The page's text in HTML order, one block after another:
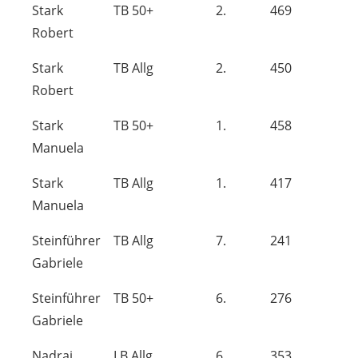
Stark
Robert
TB 50+ 2. 469
Stark
Robert
TB Allg 2. 450
Stark
Manuela
TB 50+ 1. 458
Stark
Manuela
TB Allg 1. 417
Steinführer
Gabriele
TB Allg 7. 241
Steinführer
Gabriele
TB 50+ 6. 276